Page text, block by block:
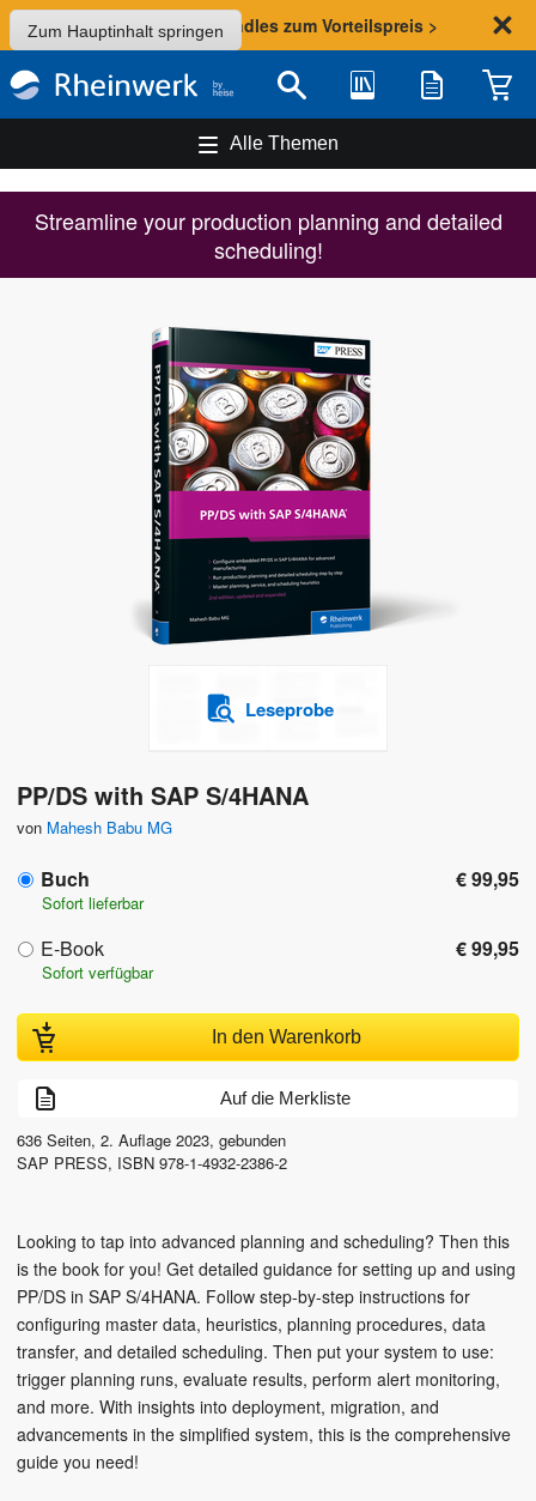
Zum Hauptinhalt springen
Sommer-Aktion: Bundles zum Vorteilspreis >
Suche Bibliothek Merkliste
Alle Themen
Streamline your production planning and detailed
scheduling!
Leseprobe
PP/DS with SAP S/4HANA
von Mahesh Babu MG
Buch € 99,95
Sofort lieferbar
E-Book € 99,95
Sofort verfügbar
In den Warenkorb
Auf die Merkliste
636 Seiten, 2. Auflage 2023, gebunden
SAP PRESS, ISBN 978-1-4932-2386-2
Looking to tap into advanced planning and scheduling? Then this
is the book for you! Get detailed guidance for setting up and using
PP/DS in SAP S/4HANA. Follow step-by-step instructions for
configuring master data, heuristics, planning procedures, data
transfer, and detailed scheduling. Then put your system to use:
trigger planning runs, evaluate results, perform alert monitoring,
and more. With insights into deployment, migration, and
advancements in the simplified system, this is the comprehensive
guide you need!